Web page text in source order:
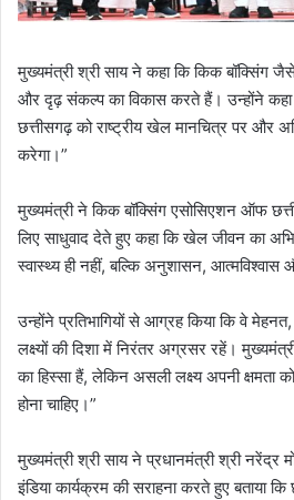
मुख्यमंत्री श्री साय ने कहा कि किक बॉक्सिंग
और दृढ़ संकल्प का विकास करते हैं। उन्होंने
छत्तीसगढ़ को राष्ट्रीय खेल मानचित्र पर और
करेगा।”
मुख्यमंत्री ने किक बॉक्सिंग एसोसिएशन ऑफ
लिए साधुवाद देते हुए कहा कि खेल जीवन का
स्वास्थ्य ही नहीं, बल्कि अनुशासन, आत्मविश्वास
उन्होंने प्रतिभागियों से आग्रह किया कि वे
लक्ष्यों की दिशा में निरंतर अग्रसर रहें।
का हिस्सा हैं, लेकिन असली लक्ष्य अपनी क्षमता
होना चाहिए।”
मुख्यमंत्री श्री साय ने प्रधानमंत्री श्री नरेंद्र
इंडिया कार्यक्रम की सराहना करते हुए बताया